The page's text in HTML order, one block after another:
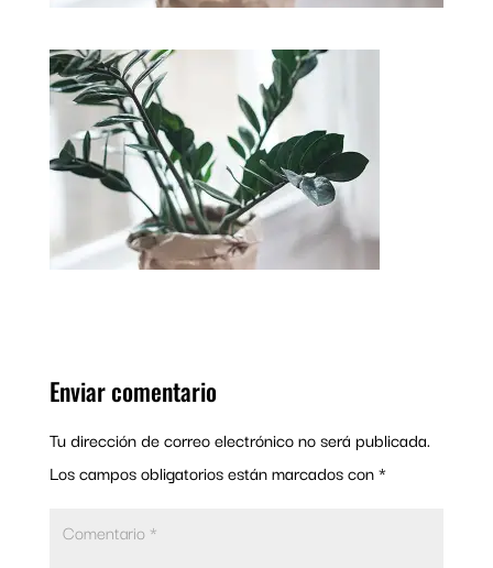
Enviar comentario
Tu dirección de correo electrónico no será publicada.
Los campos obligatorios están marcados con*